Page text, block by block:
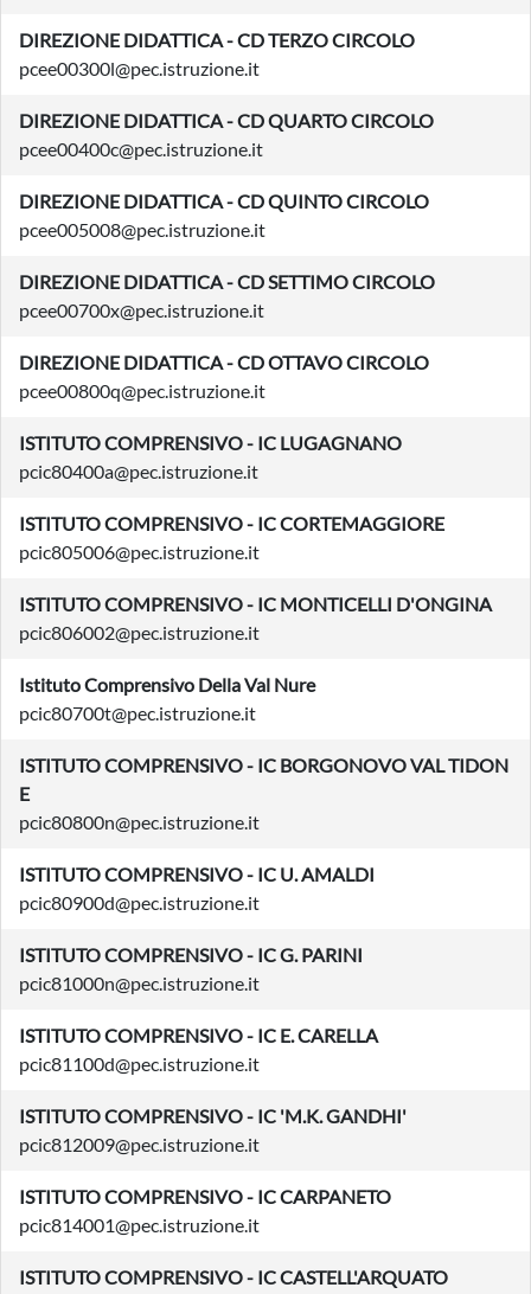
DIREZIONE DIDATTICA - CD TERZO CIRCOLO
pcee00300l@pec.istruzione.it
DIREZIONE DIDATTICA - CD QUARTO CIRCOLO
pcee00400c@pec.istruzione.it
DIREZIONE DIDATTICA - CD QUINTO CIRCOLO
pcee005008@pec.istruzione.it
DIREZIONE DIDATTICA - CD SETTIMO CIRCOLO
pcee00700x@pec.istruzione.it
DIREZIONE DIDATTICA - CD OTTAVO CIRCOLO
pcee00800q@pec.istruzione.it
ISTITUTO COMPRENSIVO - IC LUGAGNANO
pcic80400a@pec.istruzione.it
ISTITUTO COMPRENSIVO - IC CORTEMAGGIORE
pcic805006@pec.istruzione.it
ISTITUTO COMPRENSIVO - IC MONTICELLI D'ONGINA
pcic806002@pec.istruzione.it
Istituto Comprensivo Della Val Nure
pcic80700t@pec.istruzione.it
ISTITUTO COMPRENSIVO - IC BORGONOVO VAL TIDON
E
pcic80800n@pec.istruzione.it
ISTITUTO COMPRENSIVO - IC U. AMALDI
pcic80900d@pec.istruzione.it
ISTITUTO COMPRENSIVO - IC G. PARINI
pcic81000n@pec.istruzione.it
ISTITUTO COMPRENSIVO - IC E. CARELLA
pcic81100d@pec.istruzione.it
ISTITUTO COMPRENSIVO - IC 'M.K. GANDHI'
pcic812009@pec.istruzione.it
ISTITUTO COMPRENSIVO - IC CARPANETO
pcic814001@pec.istruzione.it
ISTITUTO COMPRENSIVO - IC CASTELL'ARQUATO